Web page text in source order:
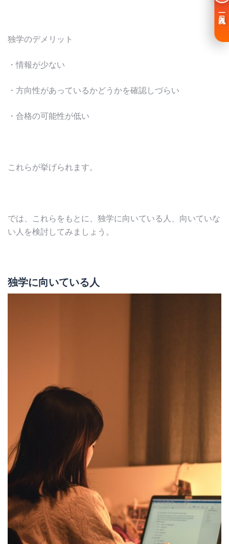
独学のデメリット
・情報が少ない
・方向性があっているかどうかを確認しづらい
・合格の可能性が低い
これらが挙げられます。
では、これらをもとに、独学に向いている人、向いていな
い人を検討してみましょう。
独学に向いている人